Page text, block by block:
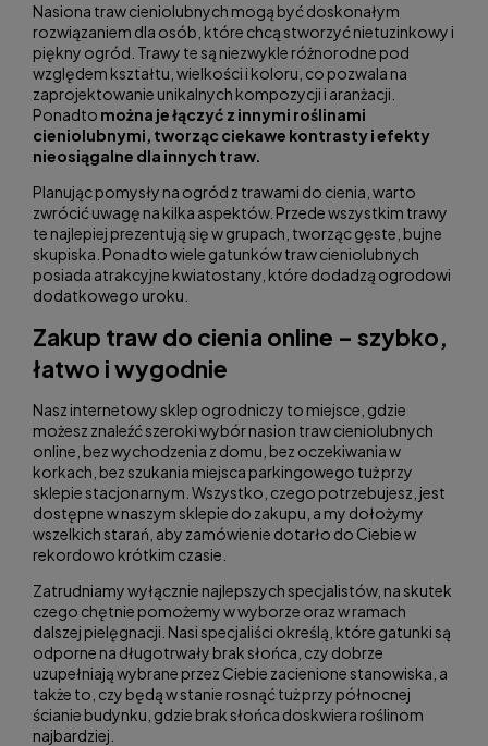
Nasiona traw cieniolubnych mogą być doskonałym
rozwiązaniem dla osób, które chcą stworzyć nietuzinkowy i
piękny ogród. Trawy te są niezwykle różnorodne pod
względem kształtu, wielkości i koloru, co pozwala na
zaprojektowanie unikalnych kompozycji i aranżacji.
Ponadto można je łączyć z innymi roślinami
cieniolubnymi, tworząc ciekawe kontrasty i efekty
nieosiągalne dla innych traw.
Planując pomysły na ogród z trawami do cienia, warto
zwrócić uwagę na kilka aspektów. Przede wszystkim trawy
te najlepiej prezentują się w grupach, tworząc gęste, bujne
skupiska. Ponadto wiele gatunków traw cieniolubnych
posiada atrakcyjne kwiatostany, które dodadzą ogrodowi
dodatkowego uroku.
Zakup traw do cienia online – szybko,
łatwo i wygodnie
Nasz internetowy sklep ogrodniczy to miejsce, gdzie
możesz znaleźć szeroki wybór nasion traw cieniolubnych
online, bez wychodzenia z domu, bez oczekiwania w
korkach, bez szukania miejsca parkingowego tuż przy
sklepie stacjonarnym. Wszystko, czego potrzebujesz, jest
dostępne w naszym sklepie do zakupu, a my dołożymy
wszelkich starań, aby zamówienie dotarło do Ciebie w
rekordowo krótkim czasie.
Zatrudniamy wyłącznie najlepszych specjalistów, na skutek
czego chętnie pomożemy w wyborze oraz w ramach
dalszej pielęgnacji. Nasi specjaliści określą, które gatunki są
odporne na długotrwały brak słońca, czy dobrze
uzupełniają wybrane przez Ciebie zacienione stanowiska, a
także to, czy będą w stanie rosnąć tuż przy północnej
ścianie budynku, gdzie brak słońca doskwiera roślinom
najbardziej.